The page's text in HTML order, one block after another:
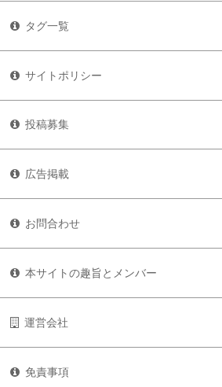
タグ一覧
サイトポリシー
投稿募集
広告掲載
お問合わせ
本サイトの趣旨とメンバー
運営会社
免責事項